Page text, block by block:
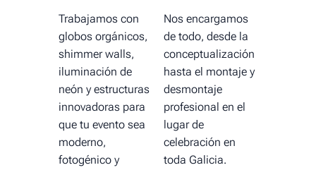
Trabajamos con
globos orgánicos,
shimmer walls,
iluminación de
neón y estructuras
innovadoras para
que tu evento sea
moderno,
fotogénico y
Nos encargamos
de todo, desde la
conceptualización
hasta el montaje y
desmontaje
profesional en el
lugar de
celebración en
toda Galicia.